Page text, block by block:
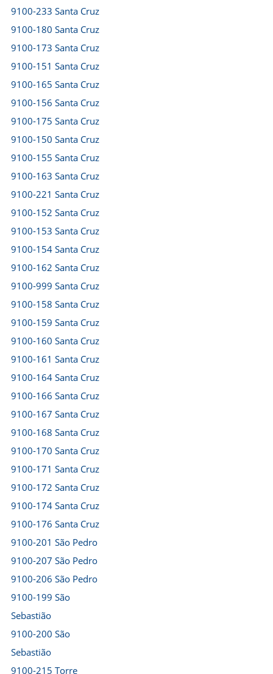
9100-233 Santa Cruz
9100-180 Santa Cruz
9100-173 Santa Cruz
9100-151 Santa Cruz
9100-165 Santa Cruz
9100-156 Santa Cruz
9100-175 Santa Cruz
9100-150 Santa Cruz
9100-155 Santa Cruz
9100-163 Santa Cruz
9100-221 Santa Cruz
9100-152 Santa Cruz
9100-153 Santa Cruz
9100-154 Santa Cruz
9100-162 Santa Cruz
9100-999 Santa Cruz
9100-158 Santa Cruz
9100-159 Santa Cruz
9100-160 Santa Cruz
9100-161 Santa Cruz
9100-164 Santa Cruz
9100-166 Santa Cruz
9100-167 Santa Cruz
9100-168 Santa Cruz
9100-170 Santa Cruz
9100-171 Santa Cruz
9100-172 Santa Cruz
9100-174 Santa Cruz
9100-176 Santa Cruz
9100-201 São Pedro
9100-207 São Pedro
9100-206 São Pedro
9100-199 São
Sebastião
9100-200 São
Sebastião
9100-215 Torre